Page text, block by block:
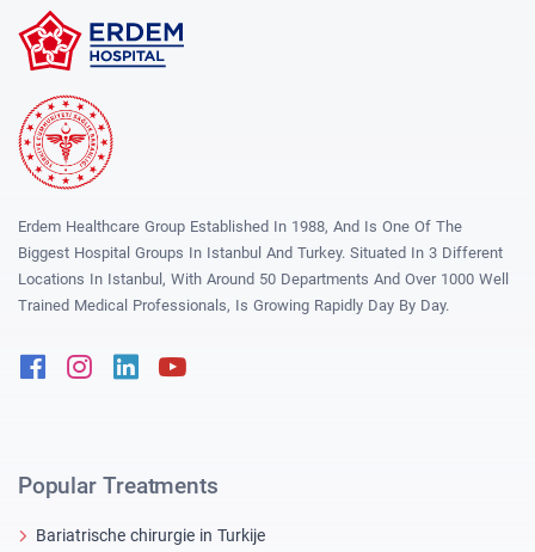
Erdem Healthcare Group Established In 1988, And Is One Of The
Biggest Hospital Groups In Istanbul And Turkey. Situated In 3 Different
Locations In Istanbul, With Around 50 Departments And Over 1000 Well
Trained Medical Professionals, Is Growing Rapidly Day By Day.
FacebookInstagram
Linkedin
Popular Treatments
Bariatrische chirurgie in Turkije